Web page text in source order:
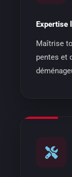
Expertise
Maîtrise
pentes et